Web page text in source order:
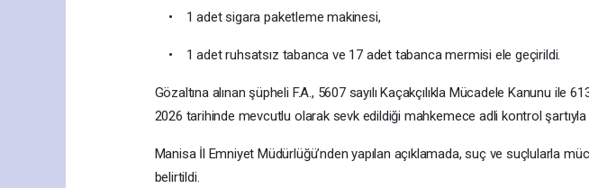
• 1 adet sigara paketleme makinesi,
• 1 adet ruhsatsız tabanca ve 17 adet tabanca mermisi ele geçirildi.
Gözaltına alınan şüpheli F.A., 5607 sayılı Kaçakçılıkla Mücadele Kanunu ile
2026 tarihinde mevcutlu olarak sevk edildiği mahkemece adli kontrol şartıyla
Manisa İl Emniyet Müdürlüğü’nden yapılan açıklamada, suç ve suçlularla
belirtildi.